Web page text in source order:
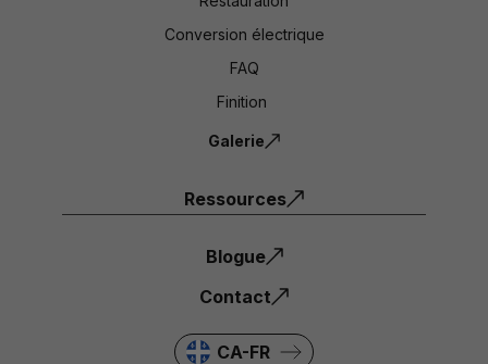
Conversion électrique
FAQ
Finition
Galerie
Ressources
Blogue
Contact
CA-FR